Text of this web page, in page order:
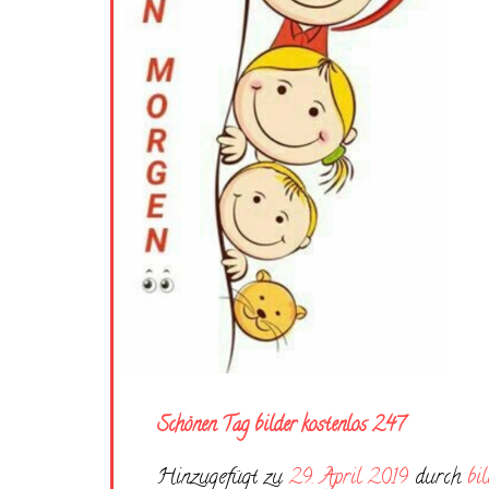
Schönen Tag bilder kostenlos 247
Hinzugefügt zu29. April 2019 durch